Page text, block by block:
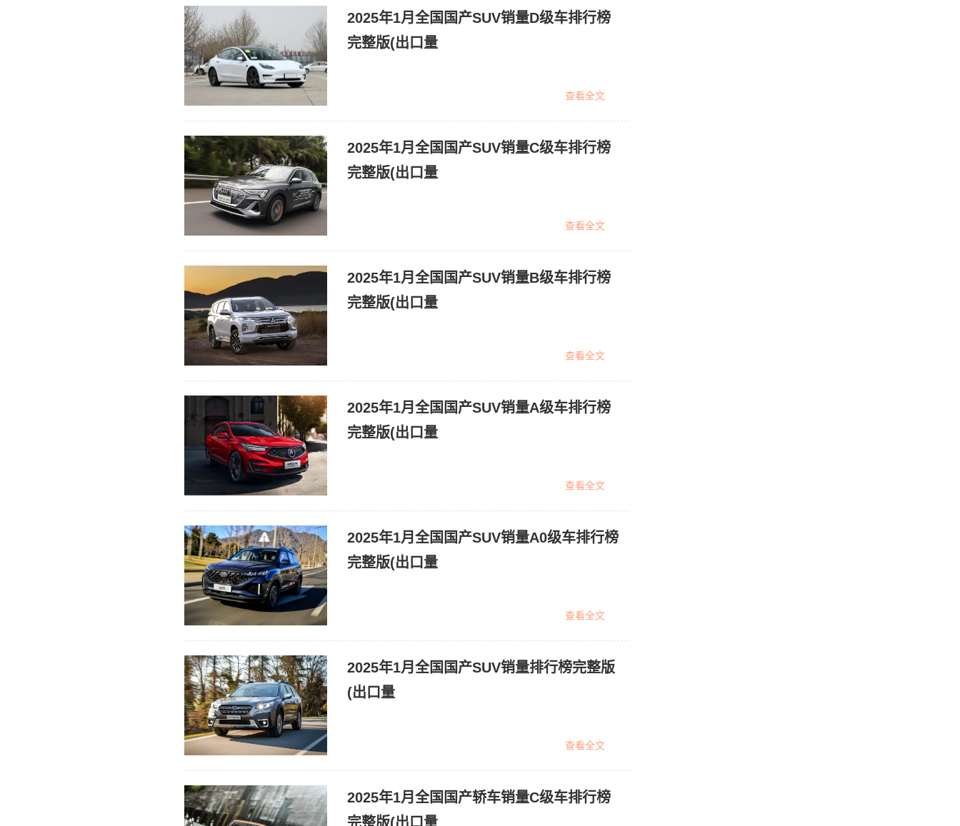
2025年1月全国国产SUV销量D级车排行榜
完整版(出口量
查看全文
2025年1月全国国产SUV销量C级车排行榜
完整版(出口量
查看全文
2025年1月全国国产SUV销量B级车排行榜
完整版(出口量
查看全文
2025年1月全国国产SUV销量A级车排行榜
完整版(出口量
查看全文
2025年1月全国国产SUV销量A0级车排行榜
完整版(出口量
查看全文
2025年1月全国国产SUV销量排行榜完整版
(出口量
查看全文
2025年1月全国国产轿车销量C级车排行榜
完整版(出口量